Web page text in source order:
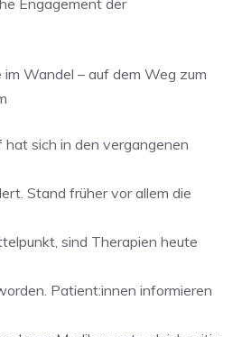
Engagement der
Wandel – auf dem Weg zum
sich in den vergangenen
Stand früher vor allem die
sind Therapien heute
Patient:innen informieren